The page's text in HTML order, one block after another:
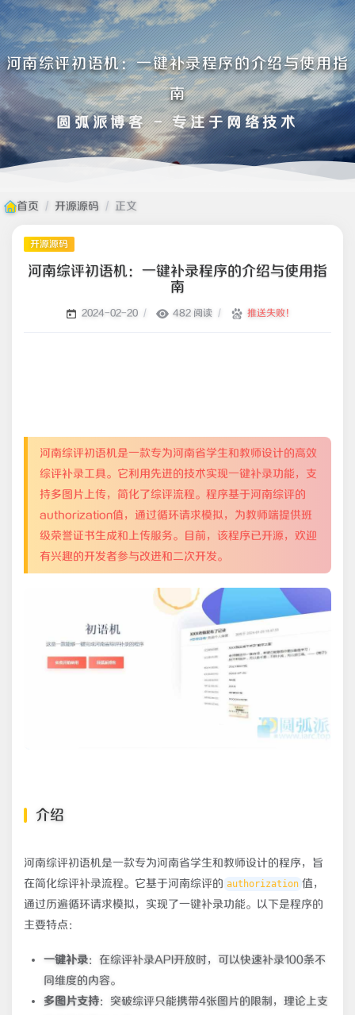
河南综评初语机：一键补录程序的介绍与使用指
南
圆弧派博客 - 专注于网络技术
首页 / 开源源码 / 正文
开源源码
河南综评初语机：一键补录程序的介绍与使用指
南
2024-02-20 / 482 阅读 / 推送失败！
河南综评初语机是一款专为河南省学生和教师设计的高效
综评补录工具。它利用先进的技术实现一键补录功能，支
持多图片上传，简化了综评流程。程序基于河南综评的
authorization值，通过循环请求模拟，为教师端提供班
级荣誉证书生成和上传服务。目前，该程序已开源，欢迎
有兴趣的开发者参与改进和二次开发。
介绍
河南综评初语机是一款专为河南省学生和教师设计的程序，旨
在简化综评补录流程。它基于河南综评的 authorization 值，
通过历遍循环请求模拟，实现了一键补录功能。以下是程序的
主要特点：
一键补录：在综评补录API开放时，可以快速补录100条不
同维度的内容。
多图片支持：突破综评只能携带4张图片的限制，理论上支